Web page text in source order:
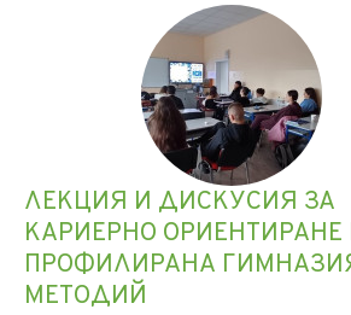
ЛЕКЦИЯ И ДИСКУСИЯ ЗА
КАРИЕРНО ОРИЕНТИРАНЕ
ПРОФИЛИРАНА
МЕТОДИЙ